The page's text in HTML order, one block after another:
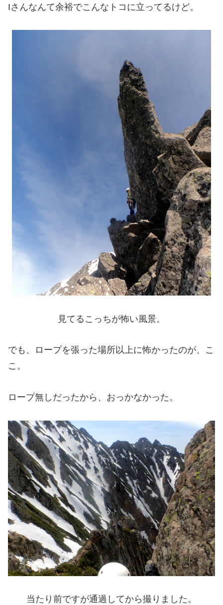
Iさんなんて余裕でこんなトコに立ってるけど。
見てるこっちが怖い風景。
でも、ロープを張った場所以上に怖かったのが、こ
こ。
ロープ無しだったから、おっかなかった。
当たり前ですが通過してから撮りました。